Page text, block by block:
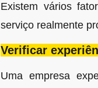
Existem vários
serviço realmente
Verificar
Uma empresa